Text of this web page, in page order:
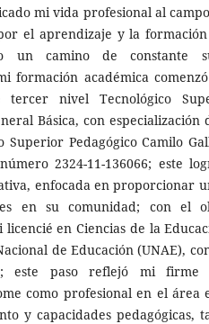
mi vida profesional al
el aprendizaje y la formación
un camino de constante
formación académica
nivel Tecnológico
Básica, con especialización
Pedagógico Camilo
2324-11-136066; este
enfocada en proporcionar
en su comunidad; con el
en Ciencias de la
de Educación (UNAE),
este paso reflejó mi firme
como profesional en el área
y capacidades pedagógicas,